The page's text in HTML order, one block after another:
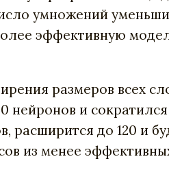
умножений
эффективную
размеров всех
и
расширится до 120 и
из менее